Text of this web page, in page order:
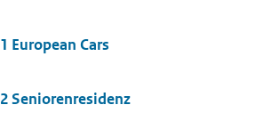
European Cars
Seniorenresidenz